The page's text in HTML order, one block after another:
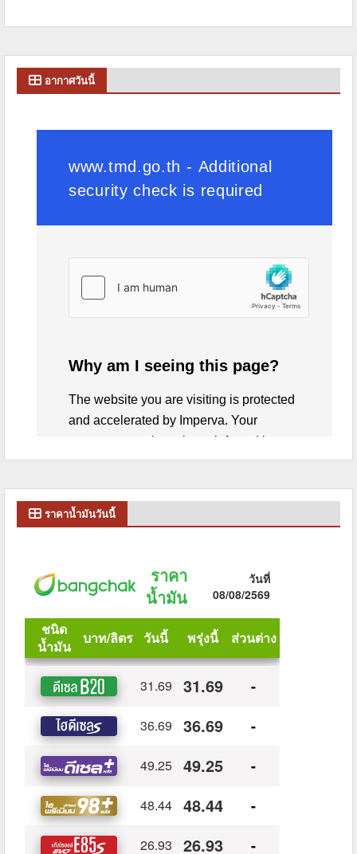
อากาศวันนี้
ราคาน้ำมันวันนี้